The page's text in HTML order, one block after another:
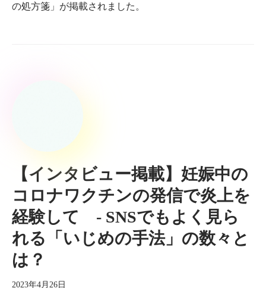
の処方箋」が掲載されました。
【インタビュー掲載】妊娠中の
コロナワクチンの発信で炎上を
経験して - SNSでもよく見ら
れる「いじめの手法」の数々と
は？
2023年4月26日